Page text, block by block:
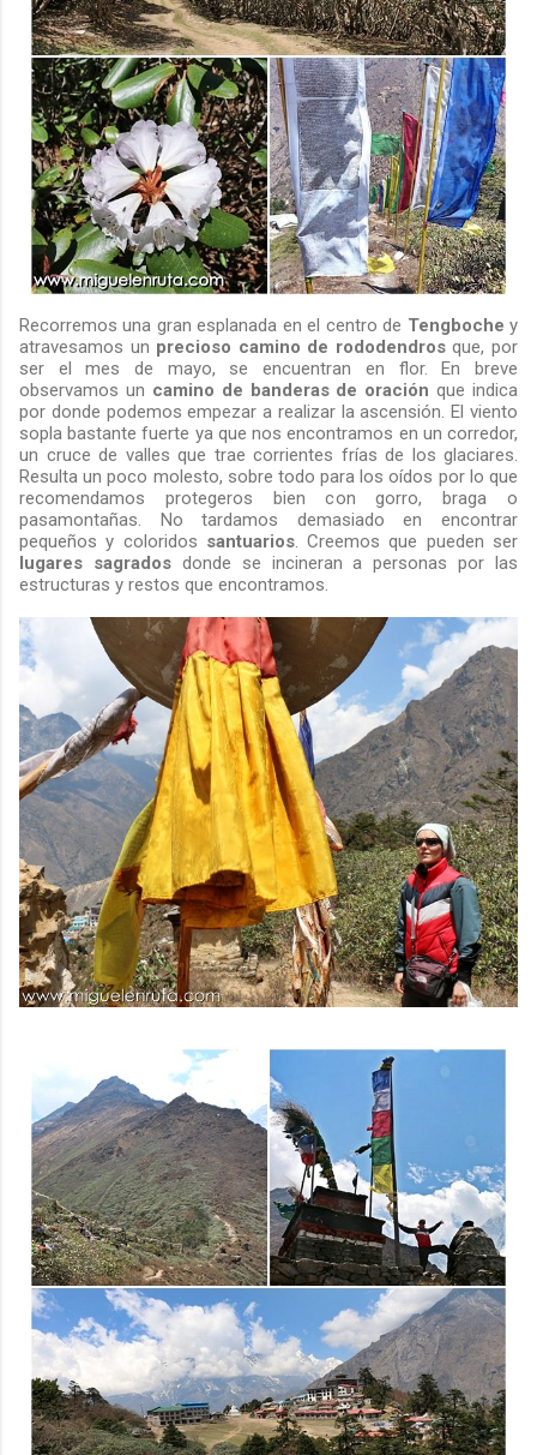
Recorremos una gran esplanada en el centro de Tengboche y
atravesamos un precioso camino de rododendrosque, por
ser el mes de mayo, se encuentran en flor. En breve
observamos un camino de banderas de oración que indica
por donde podemos empezar a realizar la ascensión. El viento
sopla bastante fuerte ya que nos encontramos en un corredor,
un cruce de valles que trae corrientes frías de los glaciares.
Resulta un poco molesto, sobre todo para los oídos por lo que
recomendamos protegeros bien con gorro, braga o
pasamontañas. No tardamos demasiado en encontrar
pequeños y coloridos santuarios. Creemos que pueden ser
lugares sagradosdonde se incineran a personas por las
estructuras y restos que encontramos.